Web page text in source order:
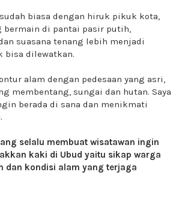
biasa dengan hiruk pikuk kota,
bermain di pantai pasir putih,
suasana tenang lebih menjadi
bisa dilewatkan.
alam dengan pedesaan yang asri,
membentang, sungai dan hutan. Saya
berada di sana dan menikmati
selalu membuat wisatawan ingin
kaki di Ubud yaitu sikap warga
dan kondisi alam yang terjaga